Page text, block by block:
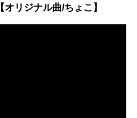
リジナル曲/ちょこ】